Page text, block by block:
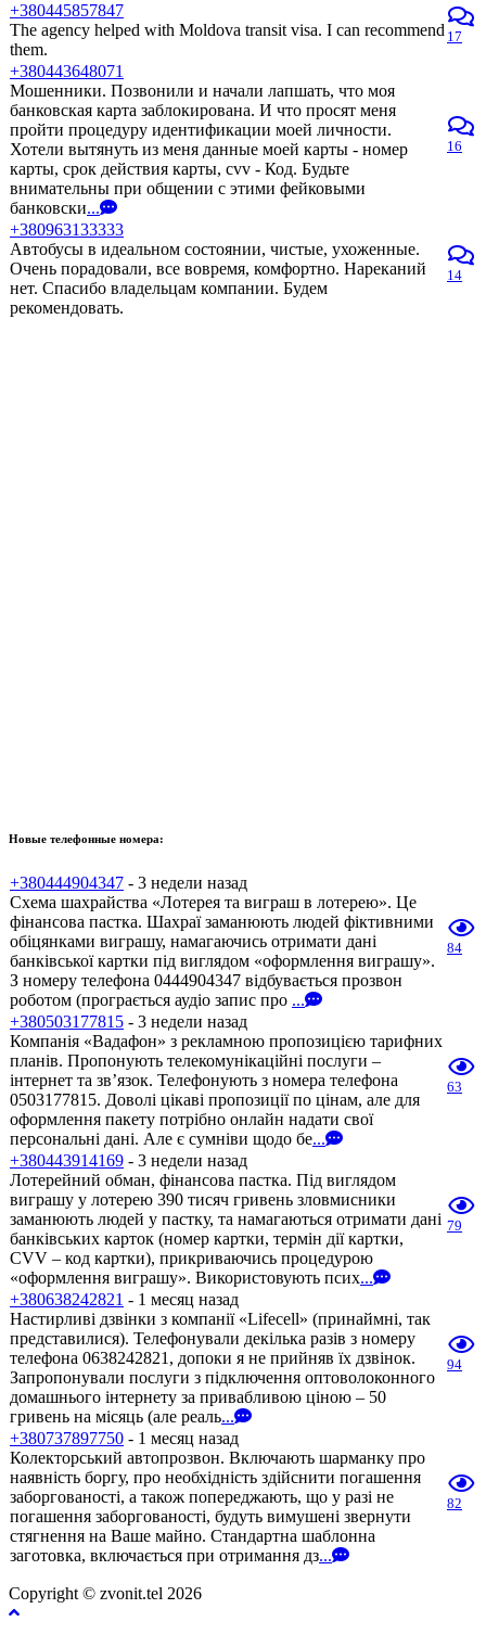
+380445857847
The agency helped with Moldova transit visa. I can recommend
them.
17
+380443648071
Мошенники. Позвонили и начали лапшать, что моя
банковская карта заблокирована. И что просят меня
пройти процедуру идентификации моей личности.
Хотели вытянуть из меня данные моей карты - номер
карты, срок действия карты, cvv - Код. Будьте
внимательны при общении с этими фейковыми
банковски...
16
+380963133333
Автобусы в идеальном состоянии, чистые, ухоженные.
Очень порадовали, все вовремя, комфортно. Нареканий
нет. Спасибо владельцам компании. Будем
рекомендовать.
14
Новые телефонные номера:
+380444904347 - 3 недели назад
Схема шахрайства «Лотерея та виграш в лотерею». Це
фінансова пастка. Шахраї заманюють людей фіктивними
обіцянками виграшу, намагаючись отримати дані
банківської картки під виглядом «оформлення виграшу».
З номеру телефона 0444904347 відбувається прозвон
роботом (програється аудіо запис про ...
84
+380503177815 - 3 недели назад
Компанія «Вадафон» з рекламною пропозицією тарифних
планів. Пропонують телекомунікаційні послуги –
інтернет та зв’язок. Телефонують з номера телефона
0503177815. Доволі цікаві пропозиції по цінам, але для
оформлення пакету потрібно онлайн надати свої
персональні дані. Але є сумніви щодо бе...
63
+380443914169 - 3 недели назад
Лотерейний обман, фінансова пастка. Під виглядом
виграшу у лотерею 390 тисяч гривень зловмисники
заманюють людей у пастку, та намагаються отримати дані
банківських карток (номер картки, термін дії картки,
CVV – код картки), прикриваючись процедурою
«оформлення виграшу». Використовують псих...
79
+380638242821 - 1 месяц назад
Настирливі дзвінки з компанії «Lifecell» (принаймні, так
представилися). Телефонували декілька разів з номеру
телефона 0638242821, допоки я не прийняв їх дзвінок.
Запропонували послуги з підключення оптоволоконного
домашнього інтернету за привабливою ціною – 50
гривень на місяць (але реаль...
94
+380737897750 - 1 месяц назад
Колекторський автопрозвон. Включають шарманку про
наявність боргу, про необхідність здійснити погашення
заборгованості, а також попереджають, що у разі не
погашення заборгованості, будуть вимушені звернути
стягнення на Ваше майно. Стандартна шаблонна
заготовка, включається при отримання дз...
82
Copyright © zvonit.tel 2026